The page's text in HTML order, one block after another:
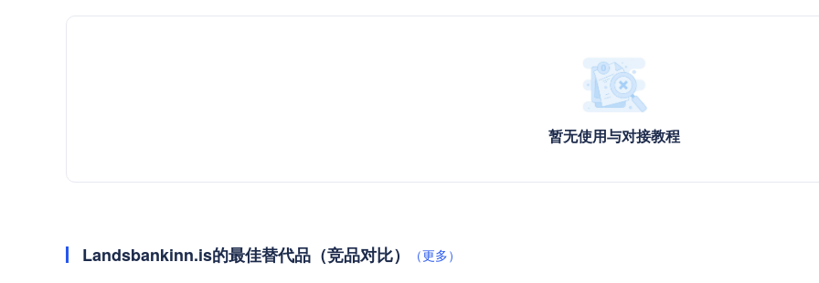
暂无使用与对接教程
Landsbankinn.is的最佳替代品（竞品对比） （更多）